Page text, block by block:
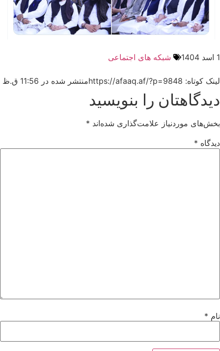
1 اسد 1404 شبکه های اجتماعی
لینک کوتاه: https://afaaq.af/?p=9848 منتشر شده در 11:56 ق.ظ
دیدگاهتان را بنویسید
بخش‌های موردنیاز علامت‌گذاری شده‌اند *
دیدگاه *
نام *